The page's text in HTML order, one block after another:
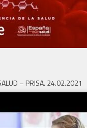
– PRISA. 24.02.2021